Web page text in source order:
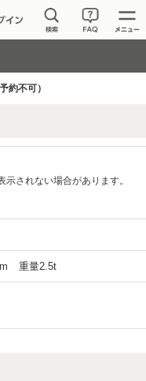
約不可）
されない場合があります。
m 重量2.5t